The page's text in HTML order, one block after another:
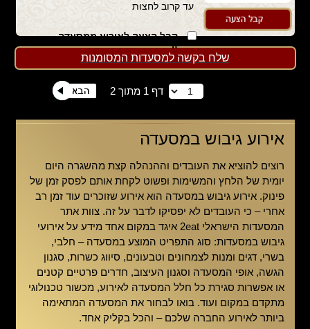
עד קרוב לחצות
קבל הצעה לאירוע ממסעדה
זו
שלח בקשה למסעדות המסומנות
דף 1 מתוך 2
אירוע גיבוש במסעדה
רוצים להוציא את העובדים וההנהלה קצת מהשגרה היום
יומית של הלחץ והמשימות ופשוט לקחת אותם לפסק זמן של
פינוק. אירוע גיבוש במסעדה הוא אירוע שזוכרים עוד זמן רב
אחרי – כי העובדים לא יפסיקו לדבר על זה. צוות אתר
המסעדות הישראלי2eat איגד במקום אחד מידע על אירועי
גיבוש במסעדות: סוג התפריט המוצע במסעדה – חלבי,
בשרי, דגים ומנות לצמחונים וטבעונים, סיווג כשרות, סגנון
הגשה, אופי המסעדה וסגנון העיצוב, חדרים פרטיים קטנים
או אפשרות סגירת כל חלל המסעדה לאירוע, מכשור טכנולוגי
מתקדם במקום ועוד. בואו לבחור את המסעדה המתאימה
ביותר לאירוע החברה שלכם – והכל בקליק אחד.